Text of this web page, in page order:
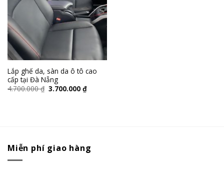
Lắp ghế da, sàn da ô tô cao
cấp tại Đà Nẵng
4.700.000₫ 3.700.000 ₫
Miễn phí giao hàng